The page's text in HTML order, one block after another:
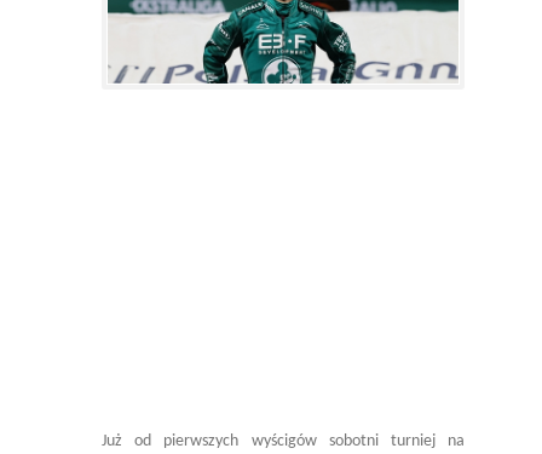
Już od pierwszych wyścigów sobotni turniej na